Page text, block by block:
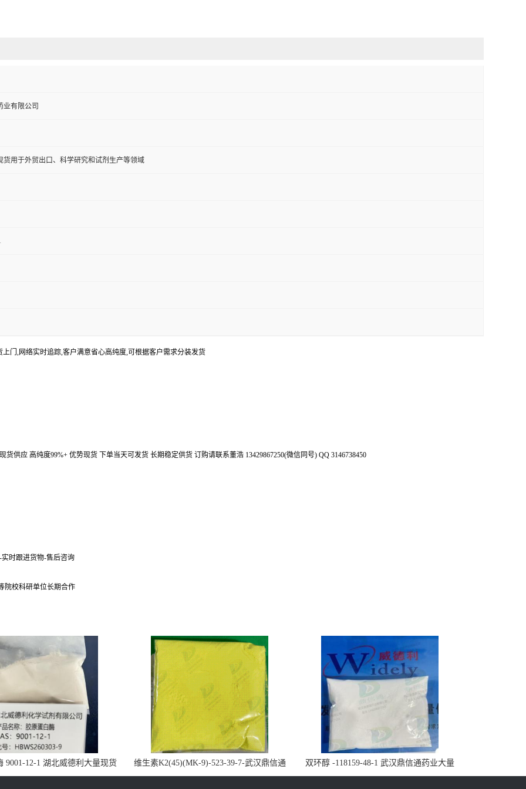
业有限公司
货用于外贸出口、科学研究和试剂生产等领域
门,网络实时追踪,客户满意省心高纯度,可根据客户需求分装发货
供应 高纯度99%+ 优势现货 下单当天可发货 长期稳定供货 订购请联系董浩 13429867250(微信同号) QQ 3146738450
时跟进货物-售后咨询
院校科研单位长期合作
9001-12-1 湖北威德利大量现货
供应
维生素K2(45)(MK-9)-523-39-7-武汉鼎信通
药业大量现货供应
双环醇 -118159-48-1 武汉鼎信通药业大量
现货供应